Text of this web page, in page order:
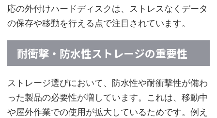
応の外付けハードディスクは、ストレスなくデータ
の保存や移動を行える点で注目されています。
耐衝撃・防水性ストレージの重要性
ストレージ選びにおいて、防水性や耐衝撃性が備わ
った製品の必要性が増しています。これは、移動中
や屋外作業での使用が拡大しているためです。例え